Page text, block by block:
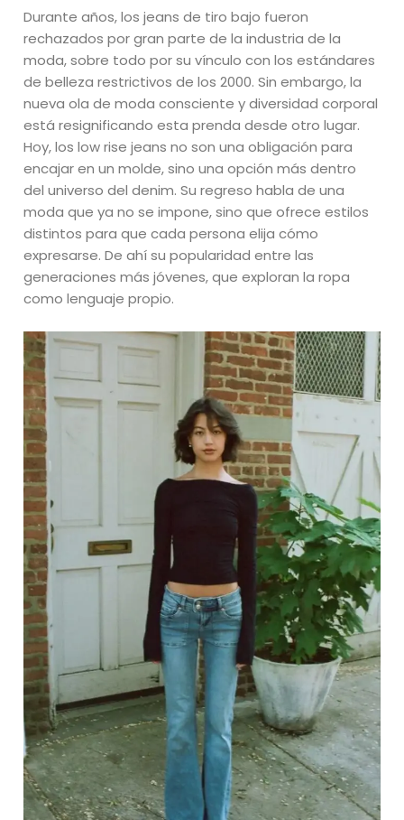
Durante años, los jeans de tiro bajo fueron
rechazados por gran parte de la industria de la
moda, sobre todo por su vínculo con los estándares
de belleza restrictivos de los 2000. Sin embargo, la
nueva ola de moda consciente y diversidad corporal
está resignificando esta prenda desde otro lugar.
Hoy, los low rise jeans no son una obligación para
encajar en un molde, sino una opción más dentro
del universo del denim. Su regreso habla de una
moda que ya no se impone, sino que ofrece estilos
distintos para que cada persona elija cómo
expresarse. De ahí su popularidad entre las
generaciones más jóvenes, que exploran la ropa
como lenguaje propio.